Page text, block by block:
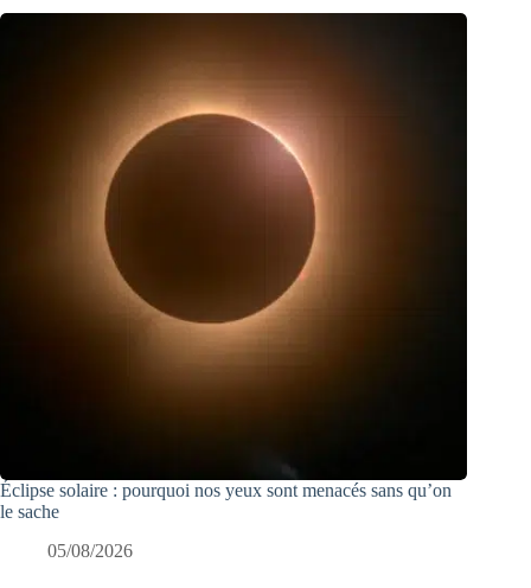
Éclipse solaire : pourquoi nos yeux sont menacés sans qu’on
le sache
05/08/2026